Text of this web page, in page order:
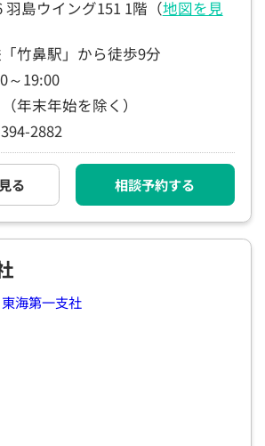
羽島ウイング151 1階（地図を見
竹鼻駅」から徒歩9分
～19:00
年末年始を除く）
2882
る 相談予約する